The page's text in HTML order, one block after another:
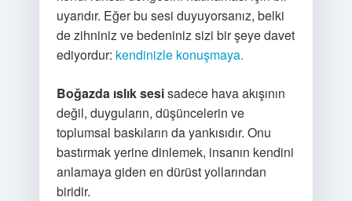
uyarıdır. Eğer bu sesi duyuyorsanız, belki
de zihniniz ve bedeniniz sizi bir şeye davet
ediyordur: kendinizle konuşmaya.
Boğazda ıslık sesisadece hava akışının
değil, duyguların, düşüncelerin ve
toplumsal baskıların da yankısıdır. Onu
bastırmak yerine dinlemek, insanın kendini
anlamaya giden en dürüst yollarından
biridir.